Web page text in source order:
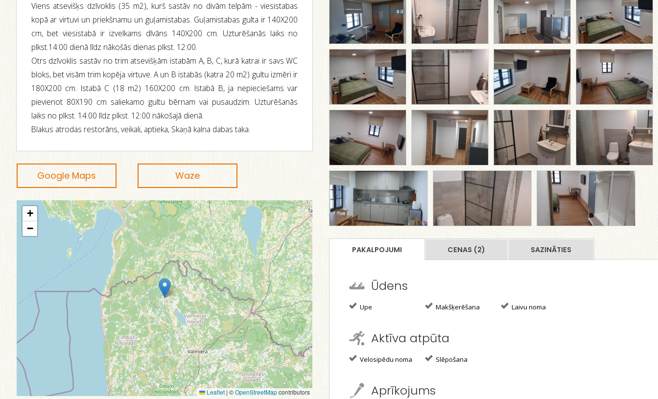
Viens atsevišķs dzīvoklis (35 m2), kurš sastāv no divām telpām - viesistabas
kopā ar virtuvi un priekšnamu un guļamistabas. Guļamistabas gulta ir 140X200
cm, bet viesistabā ir izvelkams dīvāns 140X200 cm. Uzturēšanās laiks no
plkst.14:00 dienā līdz nākošās dienas plkst. 12:00.
Otrs dzīvoklis sastāv no trim atsevišķām istabām A, B, C, kurā katrai ir savs WC
bloks, bet visām trim kopēja virtuve. A un B istabās (katra 20 m2) gultu izmēri ir
180X200 cm. Istabā C (18 m2) 160X200 cm. Istabā B, ja nepieciešams var
pievienot 80X190 cm saliekamo gultu bērnam vai pusaudzim. Uzturēšanās
laiks no plkst. 14:00 līdz plkst. 12:00 nākošajā dienā.
Blakus atrodas restorāns, veikali, aptieka, Skaņā kalna dabas taka.
Google Maps Waze
+
−
Leaflet | ©OpenStreetMapcontributors
PAKALPOJUMI CENAS (2) SAZINĀTIES
Ūdens
Upe Makšķerēšana Laivu noma
Aktīva atpūta
Velosipēdu noma Slēpošana
Aprīkojums